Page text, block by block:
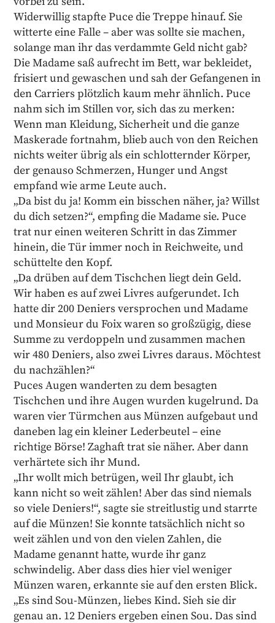
Widerwillig stapfte Puce die Treppe hinauf. Sie
witterte eine Falle – aber was sollte sie machen,
solange man ihr das verdammte Geld nicht gab?
Die Madame saß aufrecht im Bett, war bekleidet,
frisiert und gewaschen und sah der Gefangenen in
den Carriers plötzlich kaum mehr ähnlich. Puce
nahm sich im Stillen vor, sich das zu merken:
Wenn man Kleidung, Sicherheit und die ganze
Maskerade fortnahm, blieb auch von den Reichen
nichts weiter übrig als ein schlotternder Körper,
der genauso Schmerzen, Hunger und Angst
empfand wie arme Leute auch.
„Da bist du ja! Komm ein bisschen näher, ja? Willst
du dich setzen?“, empfing die Madame sie. Puce
trat nur einen weiteren Schritt in das Zimmer
hinein, die Tür immer noch in Reichweite, und
schüttelte den Kopf.
„Da drüben auf dem Tischchen liegt dein Geld.
Wir haben es auf zwei Livres aufgerundet. Ich
hatte dir 200 Deniers versprochen und Madame
und Monsieur du Foix waren so großzügig, diese
Summe zu verdoppeln und zusammen machen
wir 480 Deniers, also zwei Livres daraus. Möchtest
du nachzählen?“
Puces Augen wanderten zu dem besagten
Tischchen und ihre Augen wurden kugelrund. Da
waren vier Türmchen aus Münzen aufgebaut und
daneben lag ein kleiner Lederbeutel – eine
richtige Börse! Zaghaft trat sie näher. Aber dann
verhärtete sich ihr Mund.
„Ihr wollt mich betrügen, weil Ihr glaubt, ich
kann nicht so weit zählen! Aber das sind niemals
so viele Deniers!“, sagte sie streitlustig und starrte
auf die Münzen! Sie konnte tatsächlich nicht so
weit zählen und von den vielen Zahlen, die
Madame genannt hatte, wurde ihr ganz
schwindelig. Aber dass dies hier viel weniger
Münzen waren, erkannte sie auf den ersten Blick.
„Es sind Sou-Münzen, liebes Kind. Sieh sie dir
genau an. 12 Deniers ergeben einen Sou. Das sind